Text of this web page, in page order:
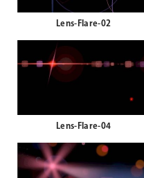
Lens-Flare-02